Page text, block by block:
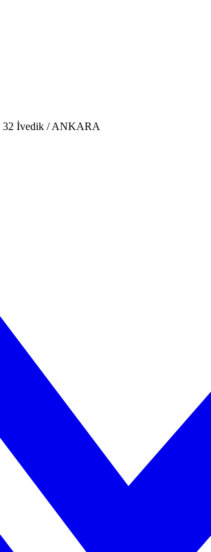
32 İvedik / ANKARA